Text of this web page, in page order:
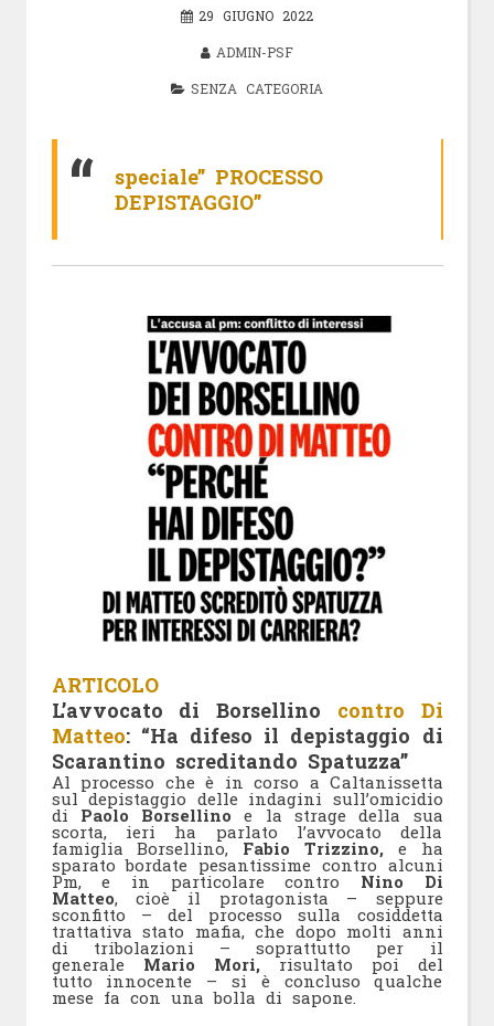
29 GIUGNO 2022
ADMIN-PSF
SENZA CATEGORIA
speciale” PROCESSO
DEPISTAGGIO”
ARTICOLO
L’avvocato di Borsellino contro Di
Matteo: “Ha difeso il depistaggio di
Scarantino screditando Spatuzza”
Al processo che è in corso a Caltanissetta
sul depistaggio delle indagini sull’omicidio
di Paolo Borsellino e la strage della sua
scorta, ieri ha parlato l’avvocato della
famiglia Borsellino, Fabio Trizzino,e ha
sparato bordate pesantissime contro alcuni
Pm, e in particolare contro Nino Di
Matteo, cioè il protagonista – seppure
sconfitto – del processo sulla cosiddetta
trattativa stato mafia, che dopo molti anni
di tribolazioni – soprattutto per il
generale Mario Mori,risultato poi del
tutto innocente – si è concluso qualche
mese fa con una bolla di sapone.